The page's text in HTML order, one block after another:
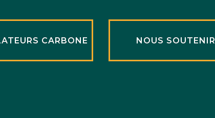
CARBONE NOUS SOUTENIR